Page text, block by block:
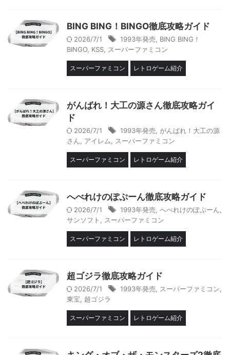
BING BING！BINGO徹底攻略ガイド
2026/7/1 1993年発売
BING BING！
BINGO KSS スーパーファミコン
スーパーファミコン レトロゲーム紹介
がんばれ！大工の源さん徹底攻略ガイ
ド
2026/7/1 1993年発売
がんばれ！大工の源
さん
アイレム スーパーファミコン
スーパーファミコン レトロゲーム紹介
へべれけのぽぷーん徹底攻略ガイド
2026/7/1 1993年発売 へべれけのぽぷーん
サンソフト
スーパーファミコン
スーパーファミコン レトロゲーム紹介
超ゴジラ徹底攻略ガイド
2026/7/1 1993年発売 スーパーファミコン
東宝
超ゴジラ
スーパーファミコン レトロゲーム紹介